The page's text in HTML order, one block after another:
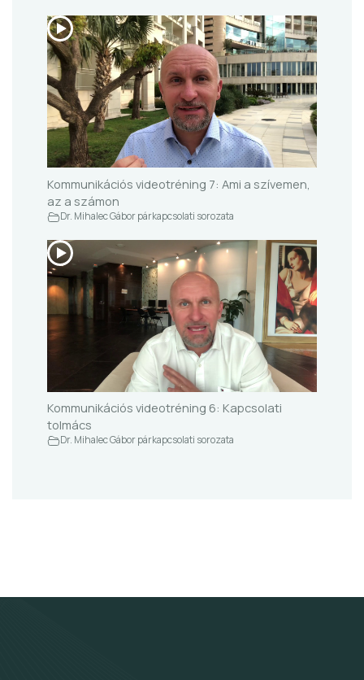
Kommunikációs videotréning 7: Ami a szívemen,
az a számon
Dr. Mihalec Gábor párkapcsolati sorozata
Kommunikációs videotréning 6: Kapcsolati
tolmács
Dr. Mihalec Gábor párkapcsolati sorozata